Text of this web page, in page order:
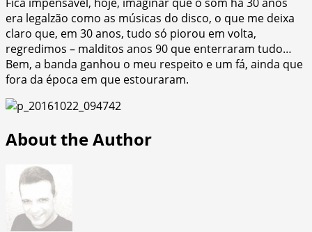
era legalzão como as músicas do disco, o que me deixa
claro que, em 30 anos, tudo só piorou em volta,
regredimos – malditos anos 90 que enterraram tudo…
Bem, a banda ganhou o meu respeito e um fá, ainda que
fora da época em que estouraram.
About the Author